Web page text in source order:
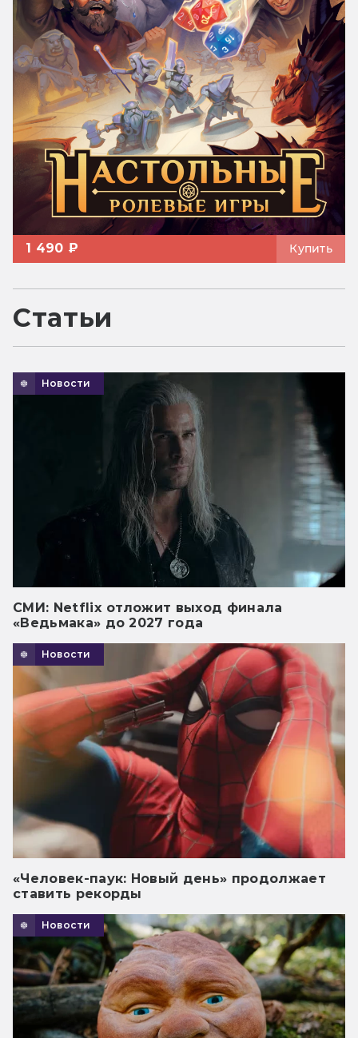
1 490 ₽ Купить
Статьи
Новости
СМИ: Netflix отложит выход финала
«Ведьмака» до 2027 года
Новости
«Человек-паук: Новый день» продолжает
ставить рекорды
Новости